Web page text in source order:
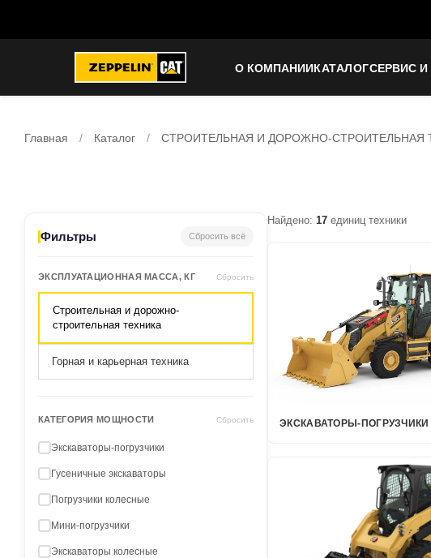
О КОМПАНИИКАТАЛОГСЕРВИС И
Главная / Каталог / СТРОИТЕЛЬНАЯ И ДОРОЖНО-СТРОИТЕЛЬНАЯ
Фильтры Сбросить всё
ЭКСПЛУАТАЦИОННАЯ МАССА, КГ Сбросить
Строительная и дорожно-
строительная техника
Горная и карьерная техника
КАТЕГОРИЯ МОЩНОСТИ Сбросить
Экскаваторы-погрузчики
Гусеничные экскаваторы
Погрузчики колесные
Мини-погрузчики
Экскаваторы колесные
Найдено: 17 единиц техники
ЭКСКАВАТОРЫ-ПОГРУЗЧИКИ